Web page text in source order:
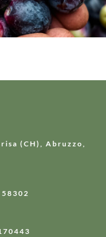
(CH), Abruzzo,